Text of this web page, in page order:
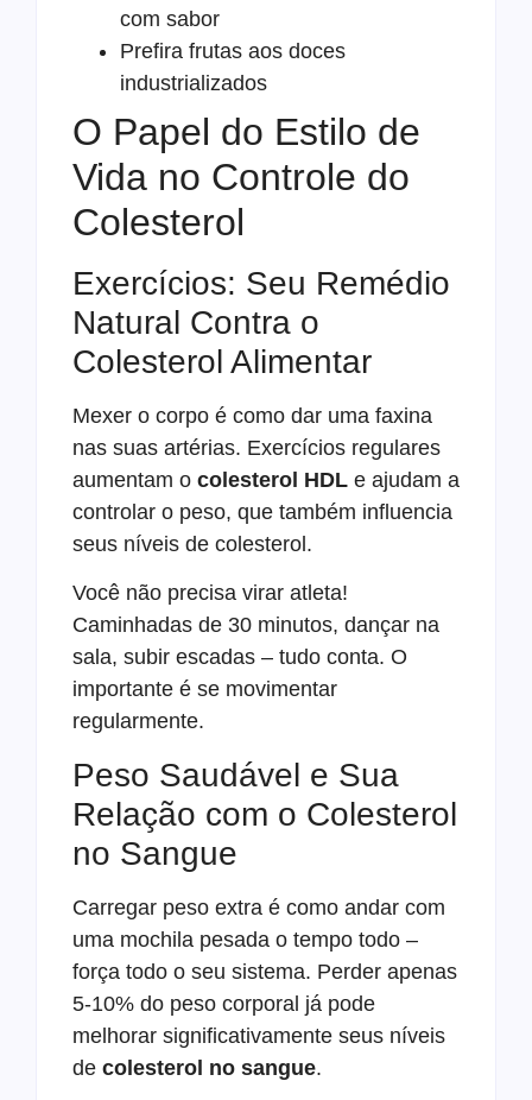
com sabor
Prefira frutas aos doces
industrializados
O Papel do Estilo de
Vida no Controle do
Colesterol
Exercícios: Seu Remédio
Natural Contra o
Colesterol Alimentar
Mexer o corpo é como dar uma faxina
nas suas artérias. Exercícios regulares
aumentam o colesterol HDL e ajudam a
controlar o peso, que também influencia
seus níveis de colesterol.
Você não precisa virar atleta!
Caminhadas de 30 minutos, dançar na
sala, subir escadas – tudo conta. O
importante é se movimentar
regularmente.
Peso Saudável e Sua
Relação com o Colesterol
no Sangue
Carregar peso extra é como andar com
uma mochila pesada o tempo todo –
força todo o seu sistema. Perder apenas
5-10% do peso corporal já pode
melhorar significativamente seus níveis
de colesterol no sangue.